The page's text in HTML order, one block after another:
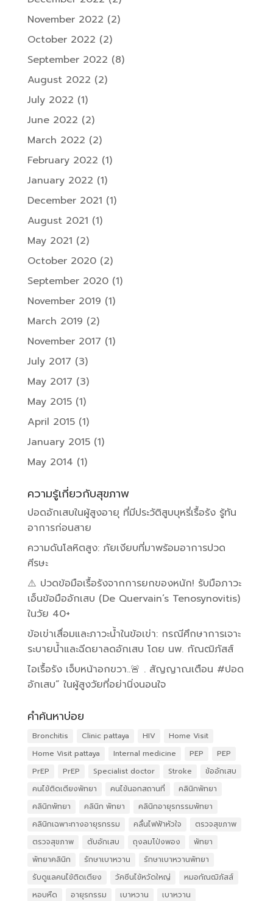
November 2022 (2)
October 2022 (2)
September 2022 (8)
August 2022 (2)
July 2022 (1)
June 2022 (2)
March 2022 (2)
February 2022 (1)
January 2022 (1)
December 2021 (1)
August 2021 (1)
May 2021 (2)
October 2020(2)
September 2020(1)
November 2019 (1)
March 2019 (2)
November 2017 (1)
July 2017 (3)
May 2017 (3)
May 2015(1)
April 2015(1)
January 2015(1)
May 2014 (1)
ความรู้เกี่ยวกับสุขภาพ
ปอดอักเสบในผู้สูงอายุ ที่มีประวัติสูบบุหรี่เรื้อรัง รู้ทัน
อาการก่อนสาย
ความดันโลหิตสูง: ภัยเงียบที่มาพร้อมอาการปวด
ศีรษะ
⚠️ ปวดข้อมือเรื้อรังจากการยกของหนัก! รับมือภาวะ
เอ็นข้อมืออักเสบ (De Quervain’s Tenosynovitis)
ในวัย 40+
ข้อเข่าเสื่อมและภาวะน้ำในข้อเข่า: กรณีศึกษาการเจาะ
ระบายน้ำและฉีดยาลดอักเสบ โดย นพ. กัณฒิภัสส์
ไอเรื้อรัง เจ็บหน้าอกขวา..🚨 . สัญญาณเตือน #ปอด
อักเสบ” ในผู้สูงวัยที่อย่านิ่งนอนใจ
คำค้นหาบ่อย
Bronchitis Clinic pattaya HIV
Home Visit
Home Visit pattaya
Internal medicine PEP
PEP
PrEP
PrEP Specialist doctor Stroke
ข้ออักเสบ
คนไข้ติดเตียงพัทยา
คนไข้นอกสถานที่
คลินิกพัทยา
คลินิกพัทยา
คลินิก พัทยา
คลินิกอายุรกรรมพัทยา
คลินิกเฉพาะทางอายุรกรรม
คลื่นไฟฟ้าหัวใจ
ตรวจสุขภาพ
ตรวจสุขภาพ
ตับอักเสบ ถุงลมโป่งพอง
พัทยา
พัทยาคลินิก
รักษาเบาหวาน
รักษาเบาหวานพัทยา
รับดูแลคนไข้ติดเตียง
วัคซีนไข้หวัดใหญ่
หมอกัณฒิภัสส์
หอบหืด
อายุรกรรม เบาหวาน
เบาหวาน